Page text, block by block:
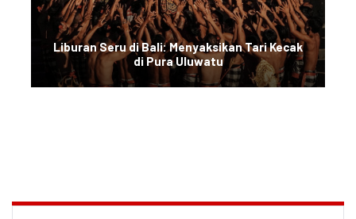
Liburan Seru di Bali: Menyaksikan Tari Kecak
di Pura Uluwatu